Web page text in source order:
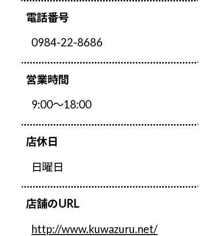
電話番号
0984-22-8686
営業時間
9:00～18:00
店休日
日曜日
店舗のURL
http://www.kuwazuru.net/